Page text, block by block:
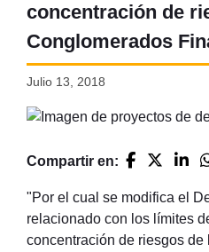
concentración de
Conglomerados
Julio 13, 2018
Compartir en:
"Por el cual se modifica el
relacionado con los límites
concentración de riesgos